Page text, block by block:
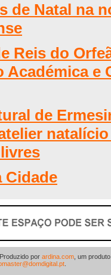
de Natal na
Reis do
Académica e
de
Cidade
por ardina.com , um